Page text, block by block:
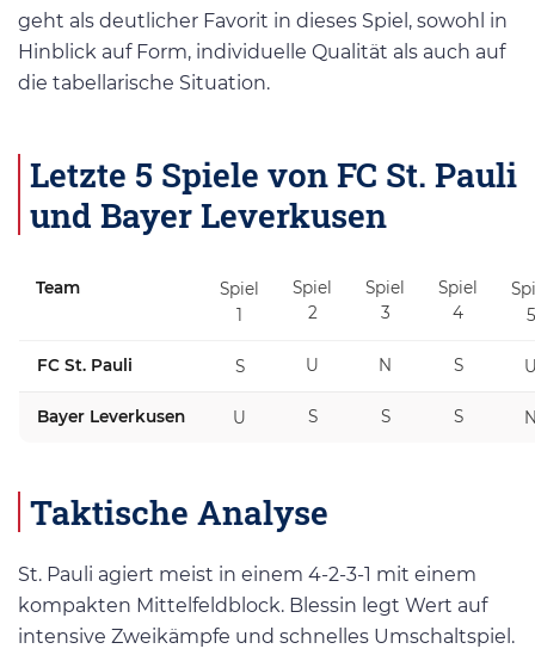
geht als deutlicher Favorit in dieses Spiel, sowohl in
Hinblick auf Form, individuelle Qualität als auch auf
die tabellarische Situation.
Letzte 5 Spiele von FC St. Pauli
und Bayer Leverkusen
Team
Spiel
1
Spiel
2
Spiel
3
Spiel
4
5
FC St. Pauli S U N S
Bayer Leverkusen U S S S
Taktische Analyse
St. Pauli agiert meist in einem 4-2-3-1 mit einem
kompakten Mittelfeldblock. Blessin legt Wert auf
intensive Zweikämpfe und schnelles Umschaltspiel.